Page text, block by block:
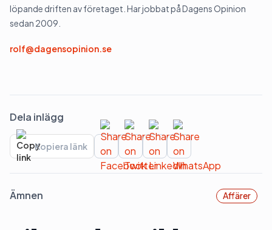
löpande driften av företaget. Har jobbat på Dagens Opinion
sedan 2009.
rolf@dagensopinion.se
Dela inlägg
Kopiera länk
Ämnen Affärer